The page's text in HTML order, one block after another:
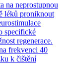
na neprostupnou
léků proniknout
specifické
regenerace.
frekvenci 40
k čištění